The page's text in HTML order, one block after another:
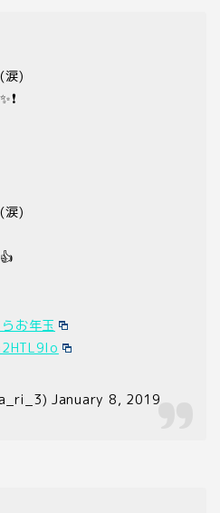
涙)
涙)
お年玉
January 8, 2019